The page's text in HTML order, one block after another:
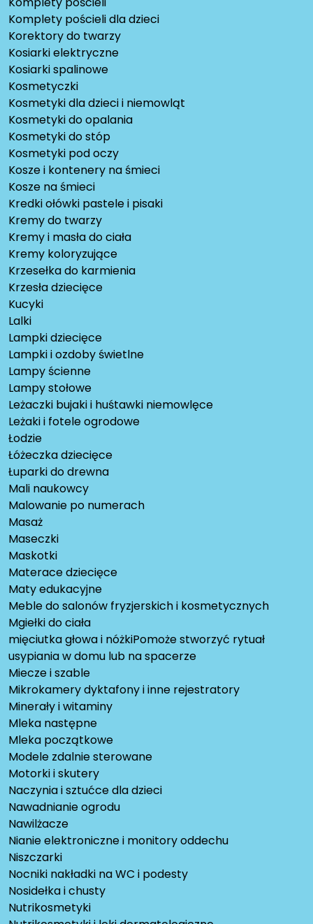
Komplety pościeli dla dzieci
Korektory do twarzy
Kosiarki elektryczne
Kosiarki spalinowe
Kosmetyczki
Kosmetyki dla dzieci i niemowląt
Kosmetyki do opalania
Kosmetyki do stóp
Kosmetyki pod oczy
Kosze i kontenery na śmieci
Kosze na śmieci
Kredki ołówki pastele i pisaki
Kremy do twarzy
Kremy i masła do ciała
Kremy koloryzujące
Krzesełka do karmienia
Krzesła dziecięce
Kucyki
Lalki
Lampki dziecięce
Lampki i ozdoby świetlne
Lampy ścienne
Lampy stołowe
Leżaczki bujaki i huśtawki niemowlęce
Leżaki i fotele ogrodowe
Łodzie
Łóżeczka dziecięce
Łuparki do drewna
Mali naukowcy
Malowanie po numerach
Masaż
Maseczki
Maskotki
Materace dziecięce
Maty edukacyjne
Meble do salonów fryzjerskich i kosmetycznych
Mgiełki do ciała
mięciutka głowa i nóżkiPomoże stworzyć rytuał
usypiania w domu lub na spacerze
Miecze i szable
Mikrokamery dyktafony i inne rejestratory
Minerały i witaminy
Mleka następne
Mleka początkowe
Modele zdalnie sterowane
Motorki i skutery
Naczynia i sztućce dla dzieci
Nawadnianie ogrodu
Nawilżacze
Nianie elektroniczne i monitory oddechu
Niszczarki
Nocniki nakładki na WC i podesty
Nosidełka i chusty
Nutrikosmetyki